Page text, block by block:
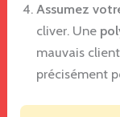
Assumez
cliver. Une
mauvais
précisément